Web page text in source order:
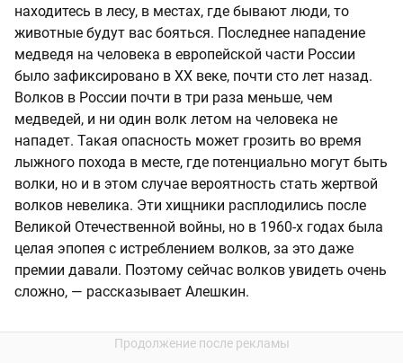
находитесь в лесу, в местах, где бывают люди, то
животные будут вас бояться. Последнее нападение
медведя на человека в европейской части России
было зафиксировано в XX веке, почти сто лет назад.
Волков в России почти в три раза меньше, чем
медведей, и ни один волк летом на человека не
нападет. Такая опасность может грозить во время
лыжного похода в месте, где потенциально могут быть
волки, но и в этом случае вероятность стать жертвой
волков невелика. Эти хищники расплодились после
Великой Отечественной войны, но в 1960-х годах была
целая эпопея с истреблением волков, за это даже
премии давали. Поэтому сейчас волков увидеть очень
сложно, — рассказывает Алешкин.